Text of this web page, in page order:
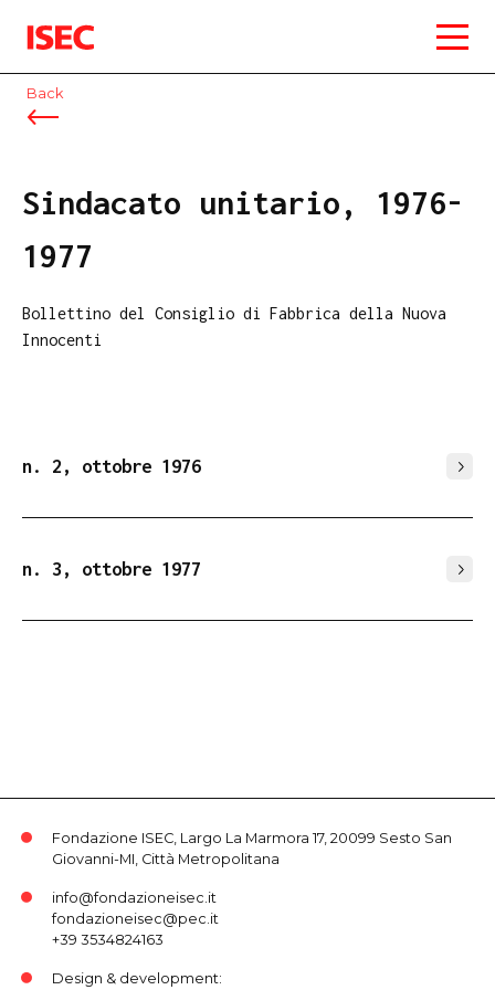
ISEC
Back
Sindacato unitario, 1976-
1977
Bollettino del Consiglio di Fabbrica della Nuova
Innocenti
n. 2, ottobre 1976
n. 3, ottobre 1977
Fondazione ISEC, Largo La Marmora 17, 20099 Sesto San
Giovanni-MI, Città Metropolitana
info@fondazioneisec.it
fondazioneisec@pec.it
+39 3534824163
Design & development: